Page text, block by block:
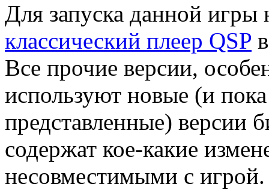
Для запуска данной игры
классический плеер QSP
Все прочие версии,
используют новые (и
представленные) версии
содержат кое-какие
несовместимыми с игрой.